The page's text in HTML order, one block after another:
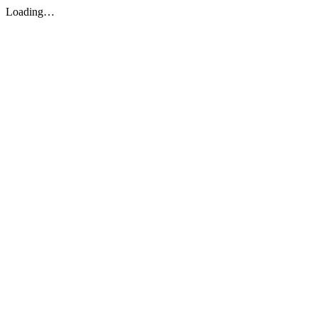
Loading…